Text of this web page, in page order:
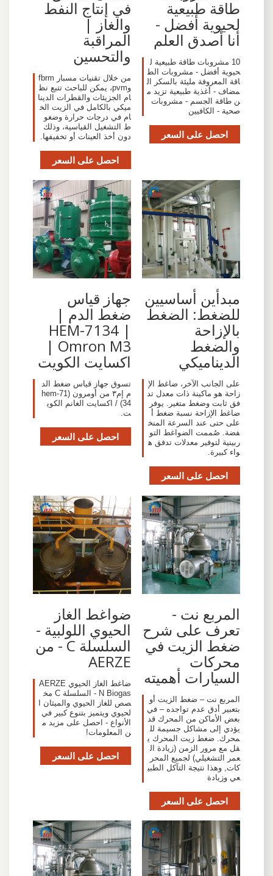
طاقة طبيعية
لحيوية أفضل -
أنا أصدق العلم
10 مشروبات طاقة طبيعية ل
حيوية أفضل - مشروبات الط
اقة المعروفة مليئة بالسكر ال
مضاف - أغذية طبيعية تزيد م
ن طاقة الجسم - مشروبات
صحية - الكافيين
احصل على السعر
في إنتاج النفط
والغاز |
المراقبة
والتحسين
من خلال تقنيات مسبار fbrm
وpvm، يمكن للباحث تتبع نظ
ام الجزيئات والقطرات الدينا
ميكي بالكامل في الزيت الخ
ام في درجات حرارة وضغو
ط التشغيل القياسية، وذلك
دون أخذ العينات أو تخفيفها.
احصل على السعر
مبدأين أساسيين
للضغط: الضغط
بالإزاحة
والضغط
الديناميكي
على الجانب الآخر، ضاغط الإ
زاحة هو ماكينة ذات معدل تد
فق ثابت وضغط متغير. يوفر
ضاغط الإزاحة نسبة ضغط أ
على حتى عند السرعة المنخ
فضة. صُممت الضواغط التو
ربينية لتوفير معدلات تدفق ه
واء كبيرة.
احصل على السعر
جهاز قياس
ضغط الدم |
HEM-7134 |
Omron M3 |
اكسايت الكويت
تسوق جهاز قياس ضغط الد
م إم٣ من أومرون (hem-71
34) / اكسايت الغانم الكوي
ت.
احصل على السعر
المربع نت -
تعرف على شرح
ضغط الزيت في
محركات
السيارات أهميته
المربع نت – ضغط الزيت أو
بتعبير أدق عدم تواجده – في
بعض الأماكن من المحرك قد
يؤدي إلى مشاكل جسيمة لل
محرك. ضغط زيت المحرك ي
قل مع مرور الزمن (زيادة ال
عمر التشغيلي) لجميع المحر
كات, وهذا نتيجة التآكل الطبي
عي وزيادة
احصل على السعر
ضواغط الغاز
الحيوي اللولبية -
السلسلة C - من
AERZE
ضاغط الغاز الحيوي AERZE
N Biogas - السلسلة C مخ
صص للغاز الحيوي والميثان ا
لحيوي ويتميز بتنوع كبير في
الأنواع - احصل على مزيد م
ن المعلومات!
احصل على السعر